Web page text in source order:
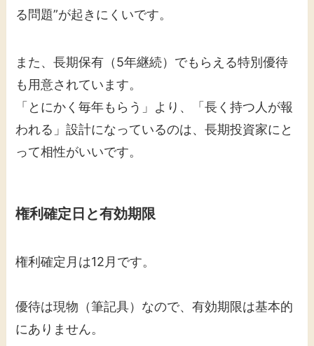
る問題”が起きにくいです。
また、長期保有（5年継続）でもらえる特別優待
も用意されています。
「とにかく毎年もらう」より、「長く持つ人が報
われる」設計になっているのは、長期投資家にと
って相性がいいです。
権利確定日と有効期限
権利確定月は12月です。
優待は現物（筆記具）なので、有効期限は基本的
にありません。